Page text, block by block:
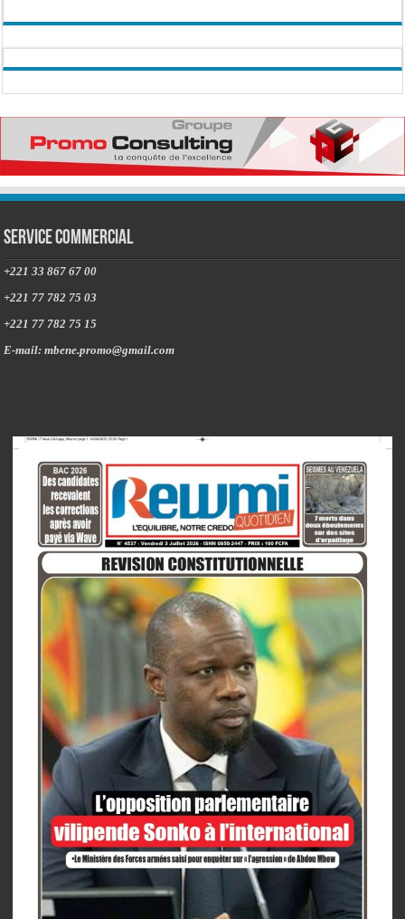
Service commercial
+221 33 867 67 00
+221 77 782 75 03
+221 77 782 75 15
E-mail: mbene.promo@gmail.com